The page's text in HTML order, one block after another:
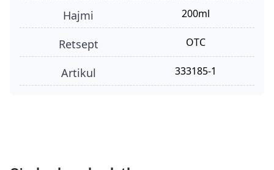
hajmi 200ml
retsept OTC
Artikul 333185-1